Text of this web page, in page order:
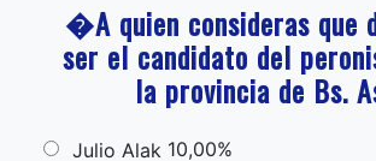
�A quien consideras
ser el candidato del
la provincia de Bs.
Julio Alak 10,00%